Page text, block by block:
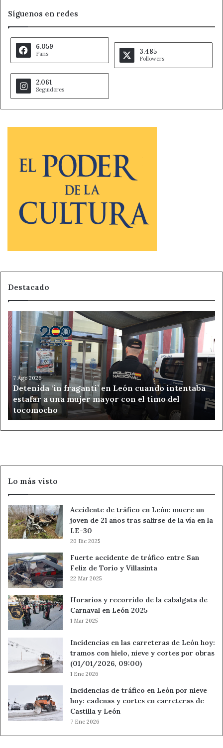
Síguenos en redes
6.059
Fans 3.485
Followers
2.061
Seguidores
Destacado
Detenida
‘in
fraganti’
en
León
cuando
intentaba
estafar
una
mujer
mayor
tocomocho
7 Ago 2026
Detenida ‘in fraganti’ en León cuando intentaba
estafar a una mujer mayor con el timo del
tocomocho
Lo más visto
Accidente de tráfico en León: muere un
joven de 21 años tras salirse de la vía en la
LE-30
20 Dic 2025
Fuerte accidente de tráfico entre San
Feliz de Torío y Villasinta
22 Mar 2025
Horarios y recorrido de la cabalgata de
Carnaval en León 2025
1 Mar 2025
Incidencias en las carreteras de León hoy:
tramos con hielo, nieve y cortes por obras
(01/01/2026, 09:00)
1 Ene 2026
Incidencias de tráfico en León por nieve
hoy: cadenas y cortes en carreteras de
Castilla y León
7 Ene 2026